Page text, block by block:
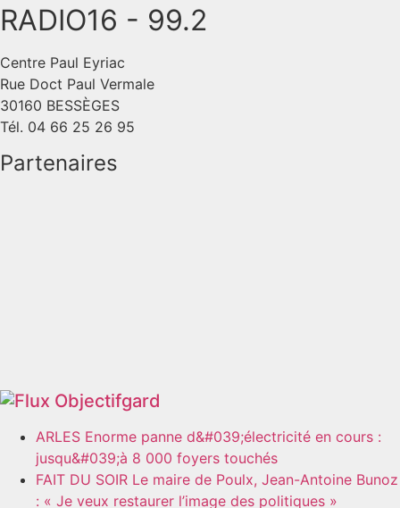
RADIO16 - 99.2
Centre Paul Eyriac
Rue Doct Paul Vermale
30160 BESSÈGES
Tél. 04 66 25 26 95
Partenaires
Objectifgard
ARLES Enorme panne d&#039;électricité en cours :
jusqu&#039;à 8 000 foyers touchés
FAIT DU SOIR Le maire de Poulx, Jean-Antoine Bunoz
: « Je veux restaurer l’image des politiques »